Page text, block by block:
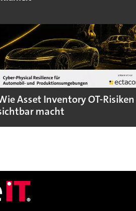
Asset Inventory OT-Risiken
macht